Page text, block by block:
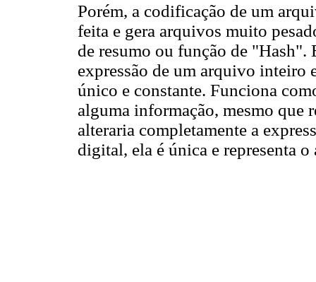
Porém, a codificação de um
feita e gera arquivos muito
de resumo ou função de "Hash".
expressão de um arquivo inteiro
único e constante. Funciona
alguma informação, mesmo que
alteraria completamente a
digital, ela é única e representa